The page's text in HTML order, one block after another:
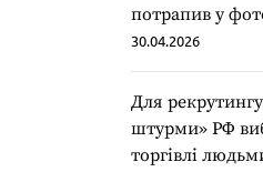
потрапив у
30.04.2026
Для
штурми» РФ
торгівлі